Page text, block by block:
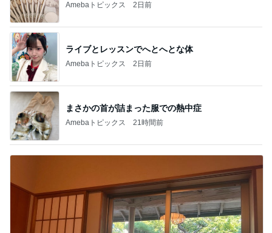
Amebaトピックス 2日前
ライブとレッスンでへとへとな体
Amebaトピックス 2日前
まさかの首が詰まった服での熱中症
Amebaトピックス 21時間前